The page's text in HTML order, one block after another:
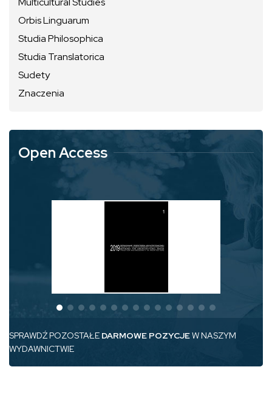
Orbis Linguarum
Studia Philosophica
Studia Translatorica
Sudety
Znaczenia
Open Access
SPRAWDŹ POZOSTAŁE DARMOWE POZYCJEW NASZYM
WYDAWNICTWIE